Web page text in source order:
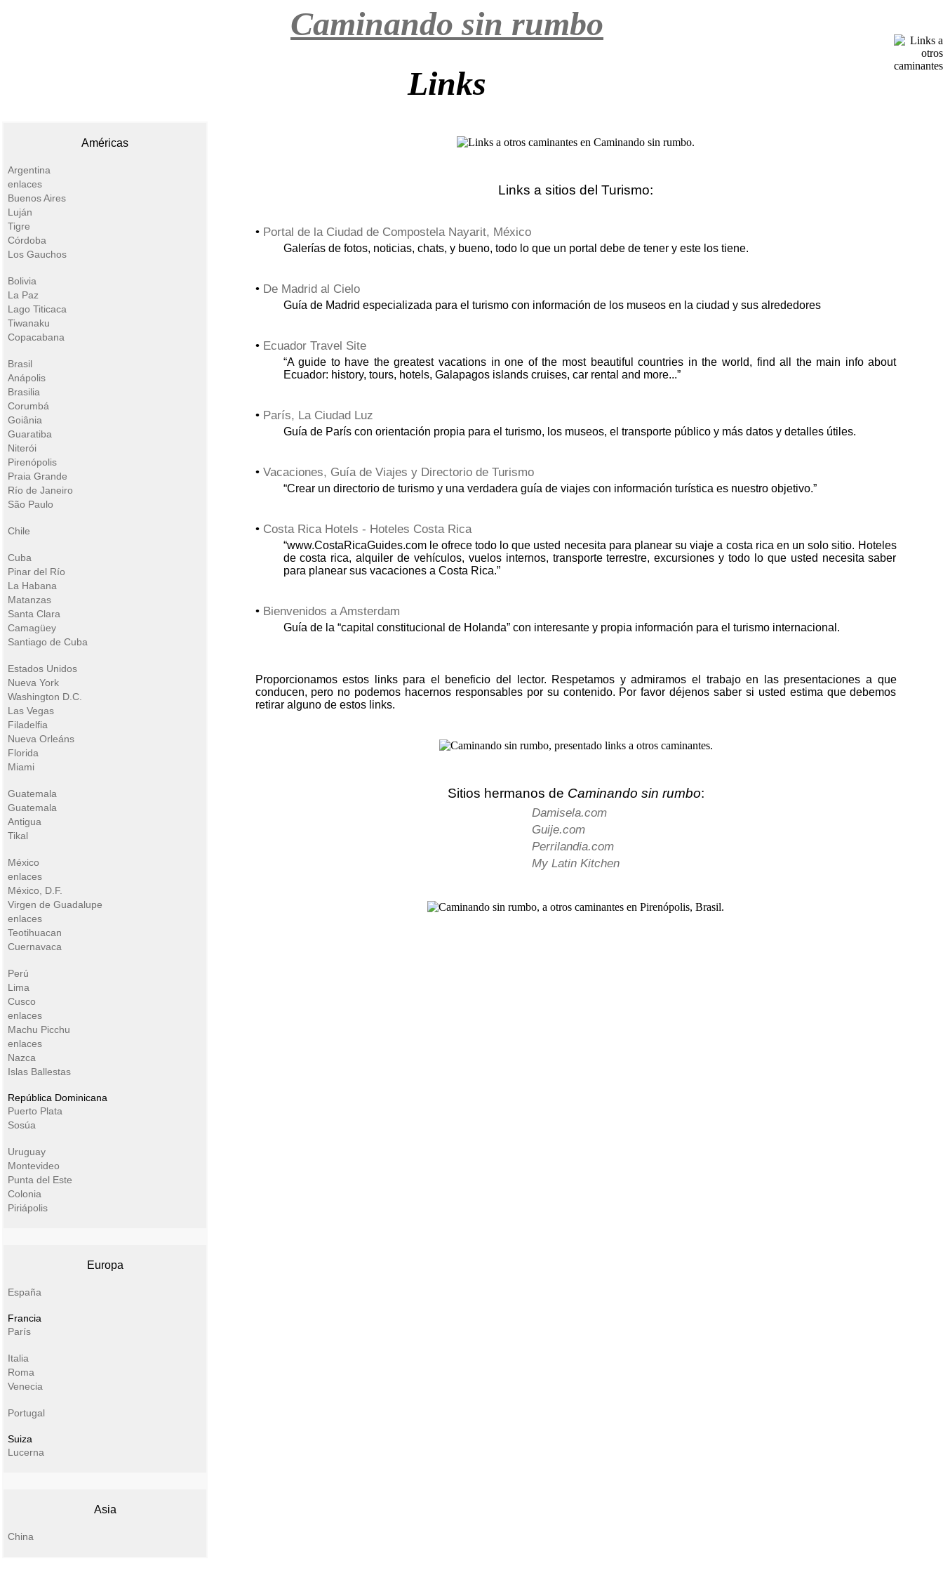
Caminando sin rumbo
Links
Américas
Argentina
enlaces
Buenos Aires
Luján
Tigre
Córdoba
Los Gauchos
Bolivia
La Paz
Lago Titicaca
Tiwanaku
Copacabana
Brasil
Anápolis
Brasilia
Corumbá
Goiânia
Guaratiba
Niterói
Pirenópolis
Praia Grande
Río de Janeiro
São Paulo
Chile
Cuba
Pinar del Río
La Habana
Matanzas
Santa Clara
Camagüey
Santiago de Cuba
Estados Unidos
Nueva York
Washington D.C.
Las Vegas
Filadelfia
Nueva Orleáns
Florida
Miami
Guatemala
Guatemala
Antigua
Tikal
México
enlaces
México, D.F.
Virgen de Guadalupe
enlaces
Teotihuacan
Cuernavaca
Perú
Lima
Cusco
enlaces
Machu Picchu
enlaces
Nazca
Islas Ballestas
República Dominicana
Puerto Plata
Sosúa
Uruguay
Montevideo
Punta del Este
Colonia
Piriápolis
Europa
España
Francia
París
Italia
Roma
Venecia
Portugal
Suiza
Lucerna
Asia
China
Links a sitios del Turismo:
• Portal de la Ciudad de Compostela Nayarit, México
Galerías de fotos, noticias, chats, y bueno, todo lo que un portal debe de tener y este los tiene.
• De Madrid al Cielo
Guía de Madrid especializada para el turismo con información de los museos en la ciudad y sus alrededores
• Ecuador Travel Site
“A guide to have the greatest vacations in one of the most beautiful countries in the world, find all the main info about
Ecuador: history, tours, hotels, Galapagos islands cruises, car rental and more...”
• París, La Ciudad Luz
Guía de París con orientación propia para el turismo, los museos, el transporte público y más datos y detalles útiles.
• Vacaciones, Guía de Viajes y Directorio de Turismo
“Crear un directorio de turismo y una verdadera guía de viajes con información turística es nuestro objetivo.”
• Costa Rica Hotels - Hoteles Costa Rica
“www.CostaRicaGuides.com le ofrece todo lo que usted necesita para planear su viaje a costa rica en un solo sitio. Hoteles
de costa rica, alquiler de vehículos, vuelos internos, transporte terrestre, excursiones y todo lo que usted necesita saber
para planear sus vacaciones a Costa Rica.”
• Bienvenidos a Amsterdam
Guía de la “capital constitucional de Holanda” con interesante y propia información para el turismo internacional.
Proporcionamos estos links para el beneficio del lector. Respetamos y admiramos el trabajo en las presentaciones a que
conducen, pero no podemos hacernos responsables por su contenido. Por favor déjenos saber si usted estima que debemos
retirar alguno de estos links.
Sitios hermanos de Caminando sin rumbo:
Damisela.com
Guije.com
Perrilandia.com
My Latin Kitchen